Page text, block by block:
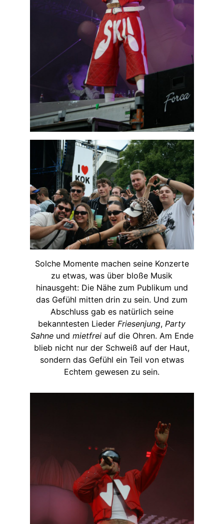
Solche Momente machen seine Konzerte
zu etwas, was über bloße Musik
hinausgeht: Die Nähe zum Publikum und
das Gefühl mitten drin zu sein. Und zum
Abschluss gab es natürlich seine
bekanntesten Lieder Friesenjung, Party
Sahneund mietfreiauf die Ohren. Am Ende
blieb nicht nur der Schweiß auf der Haut,
sondern das Gefühl ein Teil von etwas
Echtem gewesen zu sein.